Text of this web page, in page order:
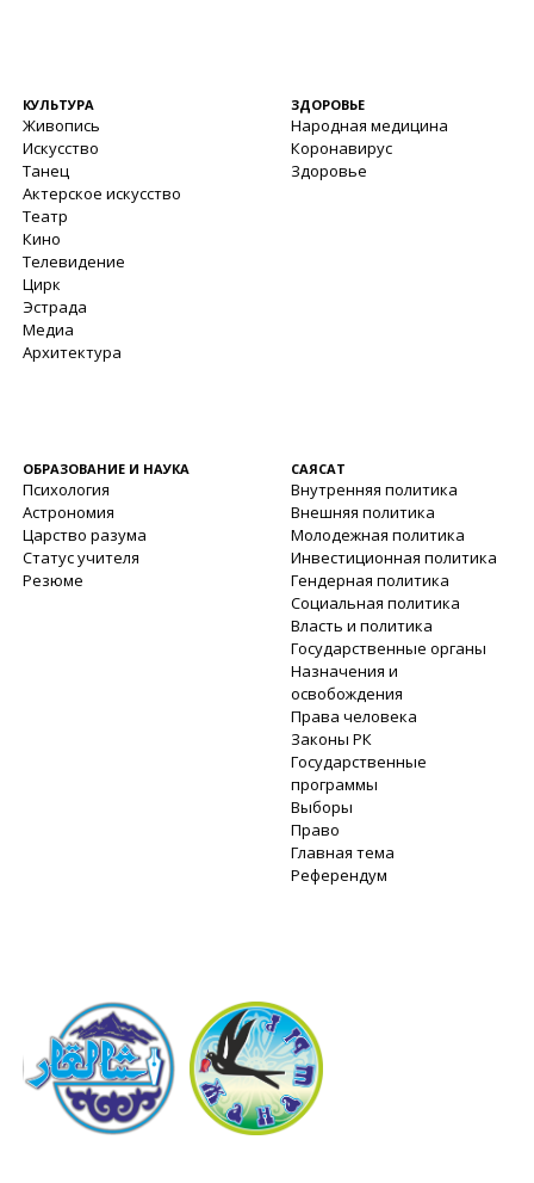
КУЛЬТУРА
Живопись
Искусство
Танец
Актерское искусство
Театр
Кино
Телевидение
Цирк
Эстрада
Медиа
Архитектура
ЗДОРОВЬЕ
Народная медицина
Коронавирус
Здоровье
ОБРАЗОВАНИЕ И НАУКА
Психология
Астрономия
Царство разума
Статус учителя
Резюме
САЯСАТ
Внутренняя политика
Внешняя политика
Молодежная политика
Инвестиционная политика
Гендерная политика
Социальная политика
Власть и политика
Государственные органы
Назначения и
освобождения
Права человека
Законы РК
Государственные
программы
Выборы
Право
Главная тема
Референдум